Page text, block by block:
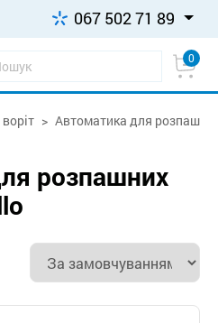
067 502 71 89
0
Автоматика для
розпашних